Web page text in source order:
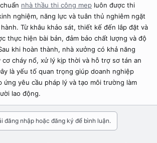
nhà thầu thi công mep luôn được thi
nghiệm, năng lực và tuân thủ nghiêm ngặt
Từ khâu khảo sát, thiết kế đến lắp đặt và
thực hiện bài bản, đảm bảo chất lượng và độ
khi hoàn thành, nhà xưởng có khả năng
cơ cháy nổ, xử lý kịp thời và hỗ trợ sơ tán an
là yếu tố quan trọng giúp doanh nghiệp
ứng yêu cầu pháp lý và tạo môi trường làm
lao động.
đăng nhập hoặc đăng ký để bình luận.